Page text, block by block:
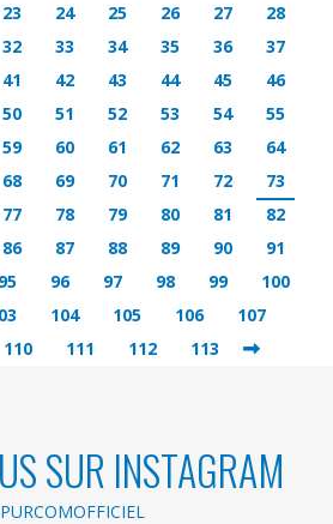
23 24 25 26 27
28
32 33 34 35 36
37
41 42 43 44 45
46
50 51 52 53 54
55
59 60 61 62 63
64
68 69 70 71 72
73
77 78 79 80 81
82
86 87 88 89 90
91
95 96 97 98 99
100
104 105 106
107
110 111 112 113
SUR INSTAGRAM